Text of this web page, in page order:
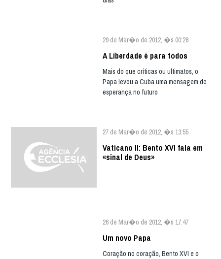
29 de Mar�o de 2012, �s 00:28
A Liberdade é para todos
Mais do que críticas ou ultimatos, o
Papa levou a Cuba uma mensagem de
esperança no futuro
27 de Mar�o de 2012, �s 13:55
Vaticano II: Bento XVI fala em
«sinal de Deus»
26 de Mar�o de 2012, �s 17:47
Um novo Papa
Coração no coração, Bento XVI e o